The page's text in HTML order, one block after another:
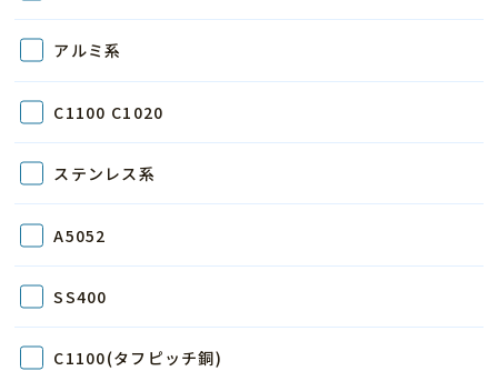
アルミ系
C1100 C1020
ステンレス系
A5052
SS400
C1100(タフピッチ銅)